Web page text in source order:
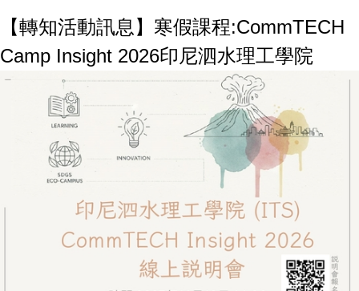
【轉知活動訊息】寒假課程:CommTECH
Camp Insight 2026印尼泗水理工學院